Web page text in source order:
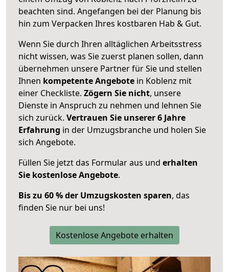
beachten sind. Angefangen bei der Planung bis
hin zum Verpacken Ihres kostbaren Hab & Gut.
Wenn Sie durch Ihren alltäglichen Arbeitsstress
nicht wissen, was Sie zuerst planen sollen, dann
übernehmen unsere Partner für Sie und stellen
Ihnen kompetente Angebote in Koblenz mit
einer Checkliste. Zögern Sie nicht, unsere
Dienste in Anspruch zu nehmen und lehnen Sie
sich zurück. Vertrauen Sie unserer 6 Jahre
Erfahrung in der Umzugsbranche und holen Sie
sich Angebote.
Füllen Sie jetzt das Formular aus und erhalten
Sie kostenlose Angebote.
Bis zu 60 % der Umzugskosten sparen, das
finden Sie nur bei uns!
Kostenlose Angebote erhalten